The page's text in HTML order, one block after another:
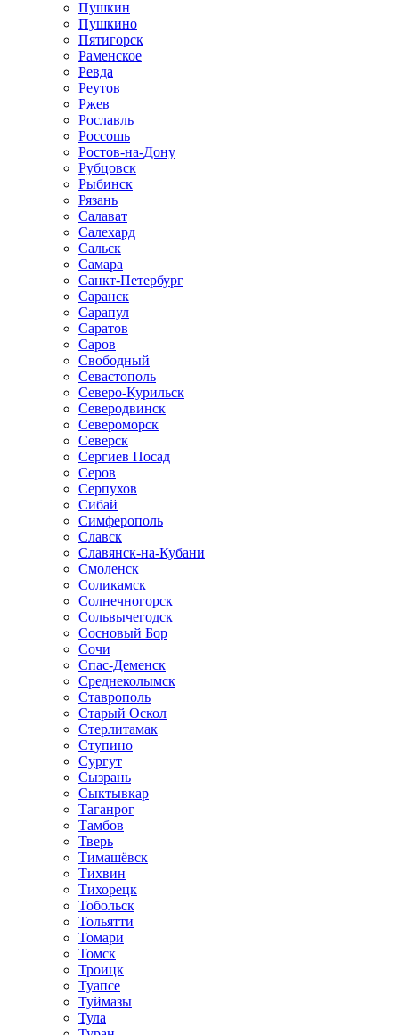
Пушкин
Пушкино
Пятигорск
Раменское
Ревда
Реутов
Ржев
Рославль
Россошь
Ростов-на-Дону
Рубцовск
Рыбинск
Рязань
Салават
Салехард
Сальск
Самара
Санкт-Петербург
Саранск
Сарапул
Саратов
Саров
Свободный
Севастополь
Северо-Курильск
Северодвинск
Североморск
Северск
Сергиев Посад
Серов
Серпухов
Сибай
Симферополь
Славск
Славянск-на-Кубани
Смоленск
Соликамск
Солнечногорск
Сольвычегодск
Сосновый Бор
Сочи
Спас-Деменск
Среднеколымск
Ставрополь
Старый Оскол
Стерлитамак
Ступино
Сургут
Сызрань
Сыктывкар
Таганрог
Тамбов
Тверь
Тимашёвск
Тихвин
Тихорецк
Тобольск
Тольятти
Томари
Томск
Троицк
Туапсе
Туймазы
Тула